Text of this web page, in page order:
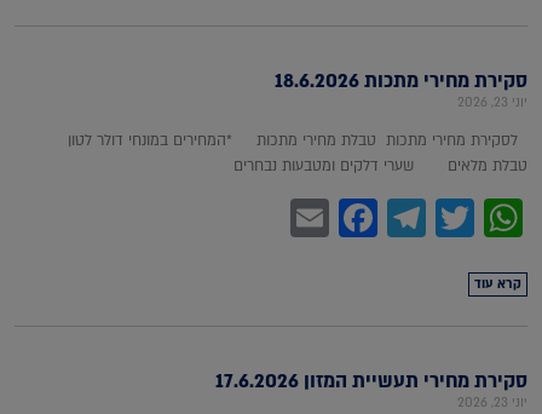
סקירת מחירי מתכות 18.6.2026
יוני 23, 2026
לסקירת מחירי מתכות טבלת מחירי מתכות *המחירים במונחי דולר לטון
טבלת מלאים שערי דלקים ומטבעות נבחרים
WhatsApp
Twitter
Telegram
Facebook
קרא עוד
סקירת מחירי תעשיית המזון 17.6.2026
יוני 23, 2026